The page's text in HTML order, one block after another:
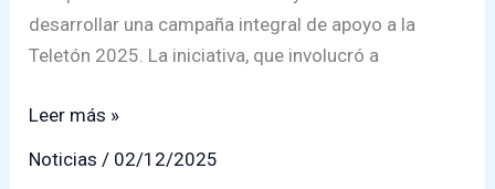
desarrollar una campaña integral de apoyo a la
Teletón 2025. La iniciativa, que involucró a
Colegio
Leer más »
Noticias / 02/12/2025